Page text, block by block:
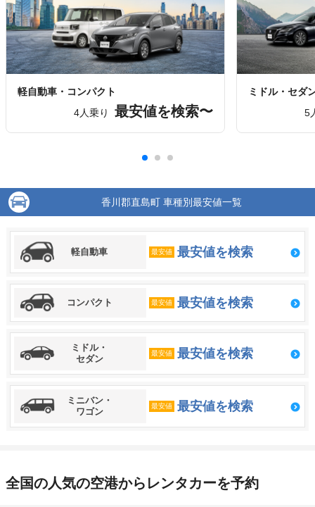
軽自動車・コンパクト
4人乗り
最安値を検索〜
ミドル・セダ
5
香川郡直島町 車種別最安値一覧
軽自動車 最安値 最安値を検索
コンパクト 最安値 最安値を検索
ミドル・
セダン
最安値 最安値を検索
ミニバン・
ワゴン
最安値 最安値を検索
全国の人気の空港からレンタカーを予約